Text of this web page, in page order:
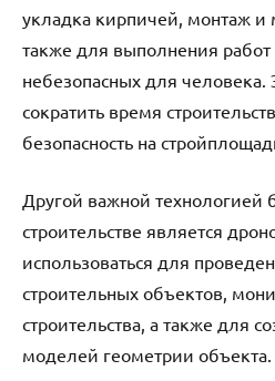
укладка кирпичей, монтаж и
также для выполнения работ
небезопасных для человека.
сократить время
безопасность на
Другой важной технологией
строительстве является
использоваться для
строительных объектов,
строительства, а также для
моделей геометрии объекта.